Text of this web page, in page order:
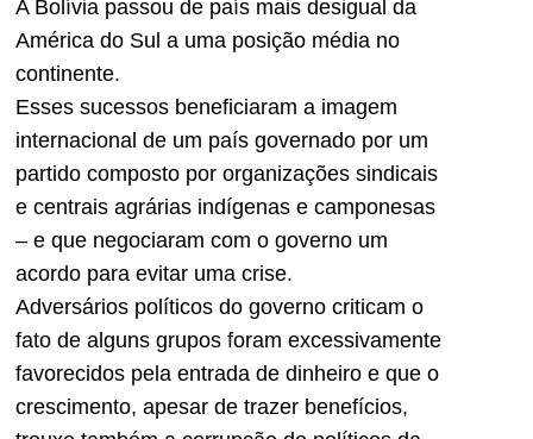
A Bolívia passou de país mais desigual da
América do Sul a uma posição média no
continente.
Esses sucessos beneficiaram a imagem
internacional de um país governado por um
partido composto por organizações sindicais
e centrais agrárias indígenas e camponesas
– e que negociaram com o governo um
acordo para evitar uma crise.
Adversários políticos do governo criticam o
fato de alguns grupos foram excessivamente
favorecidos pela entrada de dinheiro e que o
crescimento, apesar de trazer benefícios,